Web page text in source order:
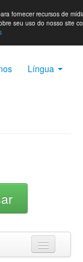
fornecer recursos de
seu uso do nosso site
Língua